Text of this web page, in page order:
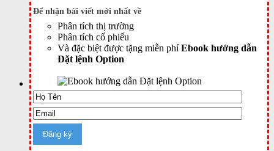
Để nhận bài viết mới nhất về
Phân tích thị trường
Phân tích cổ phiếu
Và đặc biệt được tặng miễn phíEbook hướng dẫn
Đặt lệnh Option